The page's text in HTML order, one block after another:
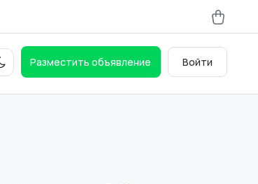
Разместить объявление Войти